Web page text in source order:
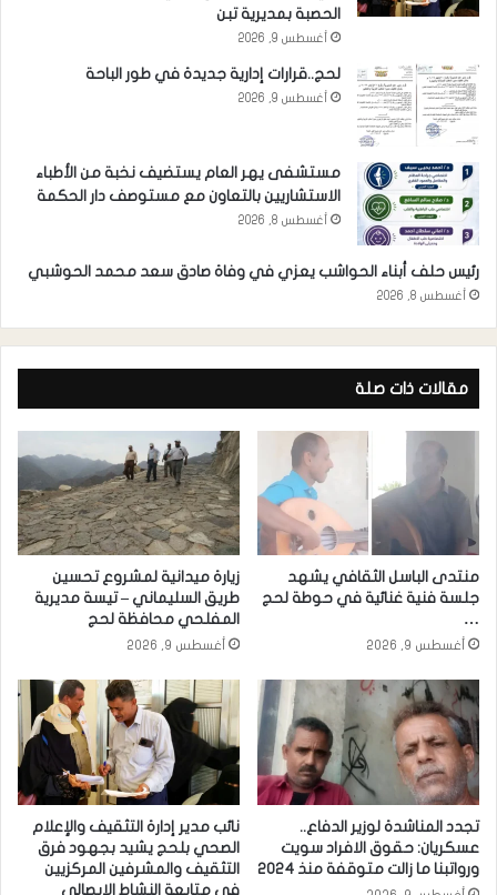
الحصبة بمديرية تبن
أغسطس 9, 2026
لحج..قرارات إدارية جديدة في طور الباحة
أغسطس 9, 2026
مستشفى يهر العام يستضيف نخبة من الأطباء
الاستشاريين بالتعاون مع مستوصف دار الحكمة
أغسطس 8, 2026
رئيس حلف أبناء الحواشب يعزي في وفاة صادق سعد محمد الحوشبي
أغسطس 8, 2026
مقالات ذات صلة
منتدى الباسل الثقافي يشهد
جلسة فنية غنائية في حوطة لحج
…
أغسطس 9, 2026
زيارة ميدانية لمشروع تحسين
طريق السليماني – تيسة مديرية
المفلحي محافظة لحج
أغسطس 9, 2026
تجدد المناشدة لوزير الدفاع..
عسكريان: حقوق الافراد سويت
ورواتبنا ما زالت متوقفة منذ 2024
نائب مدير إدارة التثقيف والإعلام
الصحي بلحج يشيد بجهود فرق
التثقيف والمشرفين المركزيين
في متابعة النشاط الإيصالي